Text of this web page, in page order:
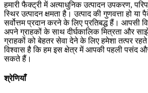
हमारी फैक्ट्री में अत्याधुनिक उत्पादन उपकरण,
स्थिर उत्पादन क्षमता है। उत्पाद की गुणवत्ता हो या
सर्वोत्तम प्रदान करने के लिए प्रतिबद्ध हैं। आपसी
अपने ग्राहकों के साथ दीर्घकालिक मित्रता और
ग्राहकों को बेहतर सेवा देने के लिए हमेशा तत्पर
विश्वास है कि हम इस क्षेत्र में आपकी पहली पसंद और
सकते हैं।
श्रेणियाँ